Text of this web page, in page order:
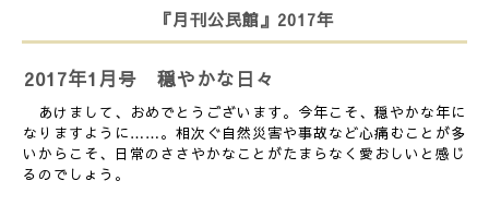
『月刊公民館』2017年
2017年1月号 穏やかな日々
あけまして、おめでとうございます。今年こそ、穏やかな年に
なりますように……。相次ぐ自然災害や事故など心痛むことが多
いからこそ、日常のささやかなことがたまらなく愛おしいと感じ
るのでしょう。